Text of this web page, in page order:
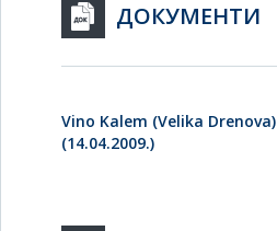
ДОКУМЕНТИ
Vino Kalem (Velika Drenova)
(14.04.2009.)